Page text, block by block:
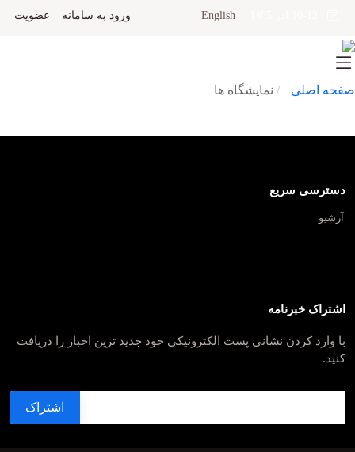
English ورود به سامانه عضویت
صفحه اصلی نمایشگاه ها
دسترسی سریع
آرشیو
اشتراک خبرنامه
با وارد کردن نشانی پست الکترونیکی خود جدید ترین اخبار را دریافت
کنید.